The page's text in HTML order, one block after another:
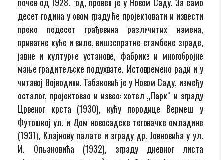
десет година у овом граду ће пројектовати и извести
преко педесет грађевина различитих намена,
приватне куће и виле, вишеспратне стамбене зграде,
јавне и културне установе, фабрике и многобројне
мање градитељске подухвате. Истовремено ради и у
читавој Војводини. Табаковић је у Новом Саду, између
осталог, пројектовао и извео: хотел „Парк“ и зграду
Црвеног крста (1930), кућу породице Вермеш у
Футошкој ул. и Дом новосадске теговачке омладине
(1931), Клајнову палате и зграду др. Јовновића у ул.
И. Огњановића (1932), зграду дневног листа